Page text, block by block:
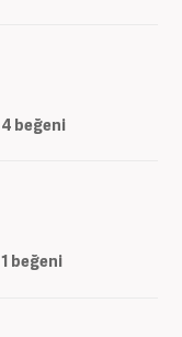
4 beğeni
1 beğeni